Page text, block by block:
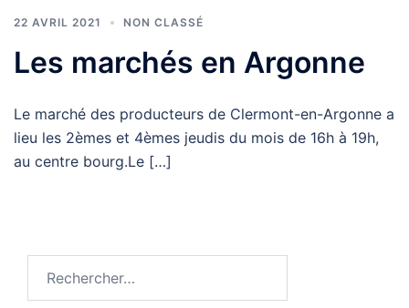
22 AVRIL 2021 NON CLASSÉ
Les marchés en Argonne
Le marché des producteurs de Clermont-en-Argonne a
lieu les 2èmes et 4èmes jeudis du mois de 16h à 19h,
au centre bourg.Le […]